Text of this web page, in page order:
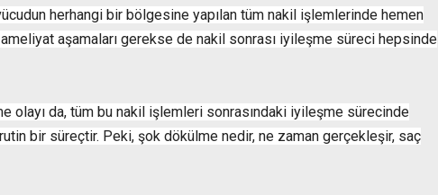
herhangi bir bölgesine yapılan tüm nakil işlemlerinde hemen
aşamaları gerekse de nakil sonrası iyileşme süreci hepsinde
olayı da, tüm bu nakil işlemleri sonrasındaki iyileşme sürecinde
bir süreçtir. Peki, şok dökülme nedir, ne zaman gerçekleşir, saç